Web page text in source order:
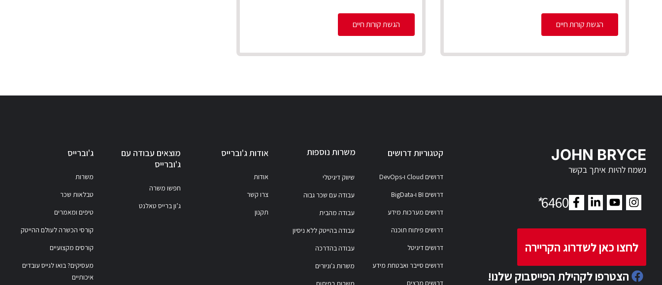
הגשת קורות חיים הגשת קורות חיים
JOHN BRYCE
נשמח להיות איתך בקשר
6460
*
לחצו כאן לשדרוג הקריירה
הצטרפו לקהילת הפייסבוק שלנו!
קטגוריות דרושים
דרושים Cloud ו-DevOps
דרושים BI ו-BigData
דרושים מערכות מידע
דרושים פיתוח תוכנה
דרושים דיגיטל
דרושים סייבר ואבטחת מידע
דרושים מרצים
משרות נוספות
שיווק דיגיטלי
עבודה עם שכר גבוה
עבודה מהבית
עבודה בהייטק ללא ניסיון
עבודה בהדרכה
משרות ג'וניורים
אודות ג'וברייס
אודות
צרו קשר
תקנון
מוצאים עבודה עם
ג'וברייס
חפשו משרה
ג’ון ברייס טאלנט
ג'וברייס
משרות
טבלאות שכר
טיפים ומאמרים
קורסי הכשרה לעולם ההייטק
קורסים מקצועיים
מעסיקים? בואו לגייס עובדים
איכותיים